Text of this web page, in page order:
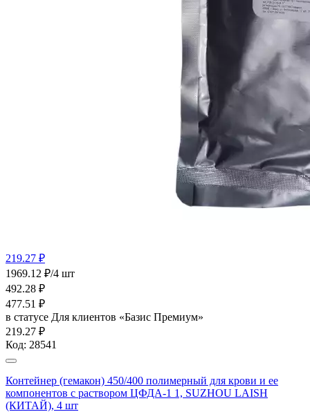
219.27 ₽
1969.12 ₽/4 шт
492.28 ₽
477.51 ₽
в статусе Для клиентов «Базис Премиум»
219.27 ₽
Код: 28541
Контейнер (гемакон) 450/400 полимерный для крови и ее
компонентов с раствором ЦФДА-1 1, SUZHOU LAISH
(КИТАЙ), 4 шт